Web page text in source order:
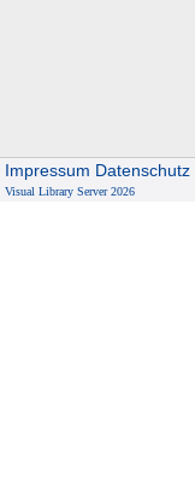
Impressum Datenschutz
Visual Library Server 2026